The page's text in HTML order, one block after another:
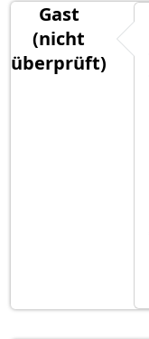
Gast
(nicht
überprüft)